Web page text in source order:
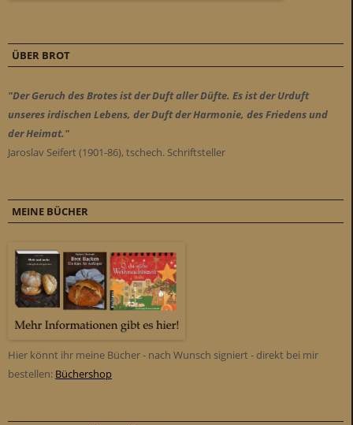
ÜBER BROT
"Der Geruch des Brotes ist der Duft aller Düfte. Es ist der Urduft
unseres irdischen Lebens, der Duft der Harmonie, des Friedens und
der Heimat."
Jaroslav Seifert (1901-86), tschech. Schriftsteller
MEINE BÜCHER
Hier könnt ihr meine Bücher - nach Wunsch signiert - direkt bei mir
bestellen: Büchershop